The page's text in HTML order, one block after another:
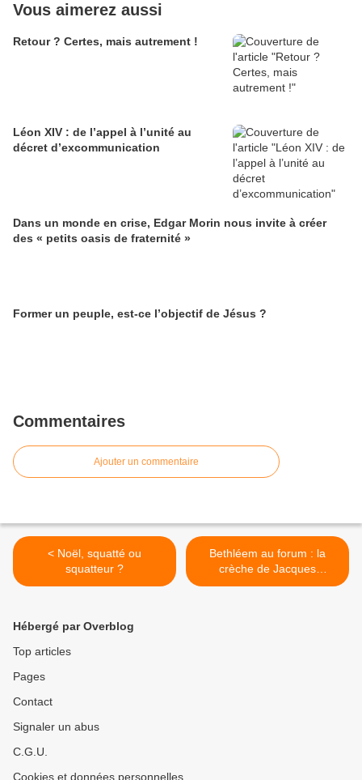
Vous aimerez aussi
Retour ? Certes, mais autrement !
Léon XIV : de l’appel à l’unité au
décret d’excommunication
Dans un monde en crise, Edgar Morin nous invite à créer
des « petits oasis de fraternité »
Former un peuple, est-ce l’objectif de Jésus ?
Commentaires
Ajouter un commentaire
< Noël, squatté ou
squatteur ?
Bethléem au forum : la
crèche de Jacques
Mérienne >
Hébergé par Overblog
Top articles
Pages
Contact
Signaler un abus
C.G.U.
Cookies et données personnelles